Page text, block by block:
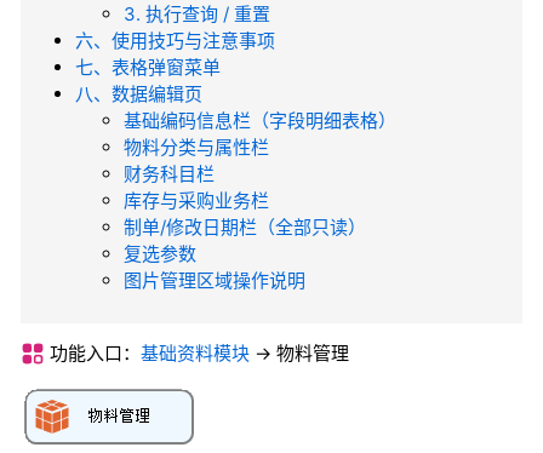
3. 执行查询 / 重置
六、使用技巧与注意事项
七、表格弹窗菜单
八、数据编辑页
基础编码信息栏（字段明细表格）
物料分类与属性栏
财务科目栏
库存与采购业务栏
制单/修改日期栏（全部只读）
复选参数
图片管理区域操作说明
功能入口： 基础资料模块 -> 物料管理